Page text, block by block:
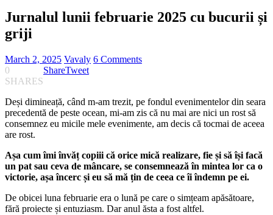
Jurnalul lunii februarie 2025 cu bucurii și
griji
March 2, 2025 Vavaly 6 Comments
0
SHARES
ShareTweet
Deși dimineață, când m-am trezit, pe fondul evenimentelor din seara
precedentă de peste ocean, mi-am zis că nu mai are nici un rost să
consemnez eu micile mele evenimente, am decis că tocmai de aceea
are rost.
Așa cum îmi învăț copiii că orice mică realizare, fie și să își facă
un pat sau ceva de mâncare, se consemnează în mintea lor ca o
victorie, așa încerc și eu să mă țin de ceea ce îi îndemn pe ei.
De obicei luna februarie era o lună pe care o simțeam apăsătoare,
fără proiecte și entuziasm. Dar anul ăsta a fost altfel.